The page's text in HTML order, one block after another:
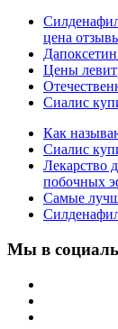
цена
Дапоксетин
Цены
Сиалис
Как
Сиалис
Лекарство
побочных
Самые
Мы в